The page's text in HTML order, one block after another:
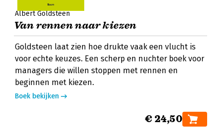
Albert Goldsteen
Van rennen naar kiezen
Goldsteen laat zien hoe drukte vaak een vlucht is
voor echte keuzes. Een scherp en nuchter boek voor
managers die willen stoppen met rennen en
beginnen met kiezen.
Boek bekijken
€ 24,50